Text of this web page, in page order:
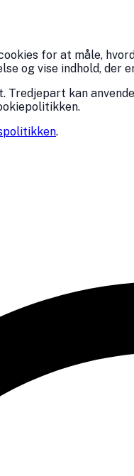
for at måle,
og vise indhold, der
Tredjepart kan
.